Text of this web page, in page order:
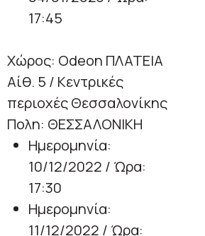
17:45
Χώρος: Odeon ΠΛΑΤΕΙΑ
Αίθ. 5 / Κεντρικές
περιοχές Θεσσαλονίκης
Πολη: ΘΕΣΣΑΛΟΝΙΚΗ
Ημερομηνία:
10/12/2022 / Ώρα:
17:30
Ημερομηνία:
11/12/2022 / Ώρα: